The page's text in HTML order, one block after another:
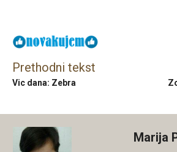
Prethodni tekst
Vic dana: Zebra
Marija